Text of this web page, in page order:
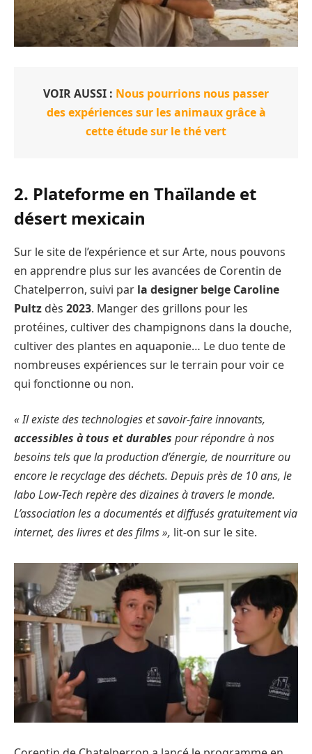
VOIR AUSSI : Nous pourrions nous passer
des expériences sur les animaux grâce à
cette étude sur le thé vert
2. Plateforme en Thaïlande et
désert mexicain
Sur le site de l’expérience et sur Arte, nous pouvons
en apprendre plus sur les avancées de Corentin de
Chatelperron, suivi par la designer belge Caroline
Pultz dès 2023. Manger des grillons pour les
protéines, cultiver des champignons dans la douche,
cultiver des plantes en aquaponie… Le duo tente de
nombreuses expériences sur le terrain pour voir ce
qui fonctionne ou non.
« Il existe des technologies et savoir-faire innovants,
accessibles à tous et durables pour répondre à nos
besoins tels que la production d’énergie, de nourriture ou
encore le recyclage des déchets. Depuis près de 10 ans, le
labo Low-Tech repère des dizaines à travers le monde.
L’association les a documentés et diffusés gratuitement via
internet, des livres et des films », lit-on sur le site.